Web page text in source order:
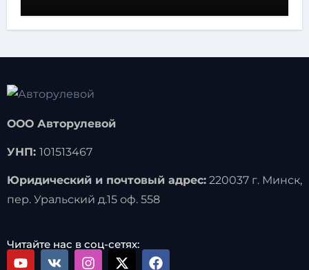
ООО Авторулевой
УНП: 101513467
Юридический и почтовый адрес:220037 г. Минск,
пер. Уральский д.15 оф. 558
Читайте нас в соц-сетях: